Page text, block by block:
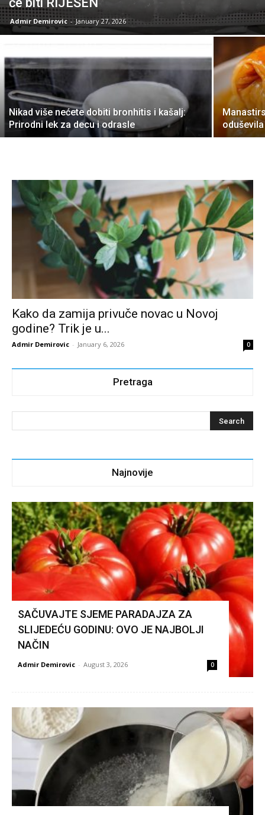
Admir Demirovic - January 27, 2026
Nikad više nećete dobiti bronhitis i kašalj:
Prirodni lek za decu i odrasle
Kako da zamija privuče novac u Novoj
godine? Trik je u...
Admir Demirovic - January 6, 2026 0
Pretraga
Najnovije
SAČUVAJTE SJEME PARADAJZA ZA
SLIJEDEĆU GODINU: OVO JE NAJBOLJI
NAČIN
Admir Demirovic - August 3, 2026 0